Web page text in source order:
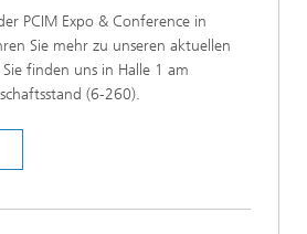
PCIM Expo & Conference in
Sie mehr zu unseren aktuellen
finden uns in Halle 1 am
(6-260).